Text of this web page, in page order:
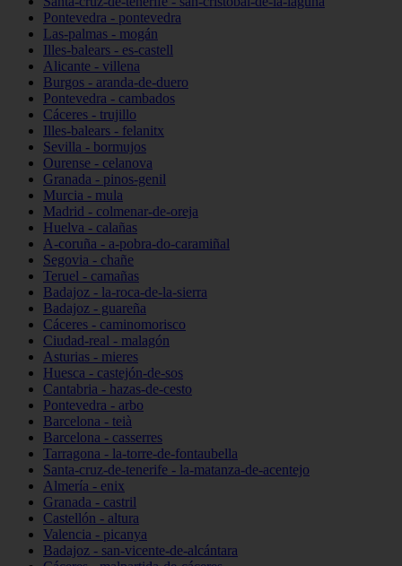
Pontevedra - pontevedra
Las-palmas - mogán
Illes-balears - es-castell
Alicante - villena
Burgos - aranda-de-duero
Pontevedra - cambados
Cáceres - trujillo
Illes-balears - felanitx
Sevilla - bormujos
Ourense - celanova
Granada - pinos-genil
Murcia - mula
Madrid - colmenar-de-oreja
Huelva - calañas
A-coruña - a-pobra-do-caramiñal
Segovia - chañe
Teruel - camañas
Badajoz - la-roca-de-la-sierra
Badajoz - guareña
Cáceres - caminomorisco
Ciudad-real - malagón
Asturias - mieres
Huesca - castejón-de-sos
Cantabria - hazas-de-cesto
Pontevedra - arbo
Barcelona - teià
Barcelona - casserres
Tarragona - la-torre-de-fontaubella
Santa-cruz-de-tenerife - la-matanza-de-acentejo
Almería - enix
Granada - castril
Castellón - altura
Valencia - picanya
Badajoz - san-vicente-de-alcántara